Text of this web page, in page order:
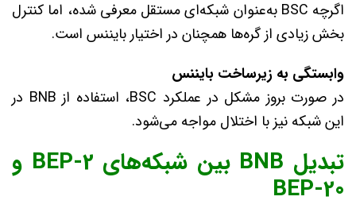
اگرچه BSC به‌عنوان شبکه‌ای مستقل معرفی شده، اما کنترل
بخش زیادی از گره‌ها همچنان در اختیار بایننس است.
وابستگی به زیرساخت بایننس
در صورت بروز مشکل در عملکرد BSC، استفاده از BNB در
این شبکه نیز با اختلال مواجه می‌شود.
تبدیل BNB بین شبکه‌های BEP-2 و
BEP-20